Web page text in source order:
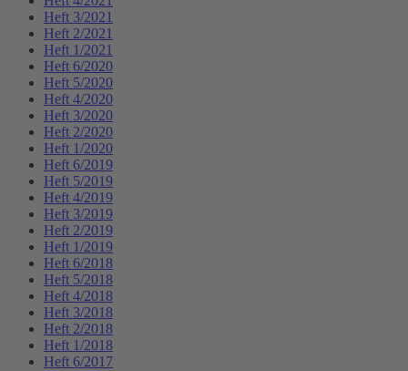
Heft 3/2021
Heft 2/2021
Heft 1/2021
Heft 6/2020
Heft 5/2020
Heft 4/2020
Heft 3/2020
Heft 2/2020
Heft 1/2020
Heft 6/2019
Heft 5/2019
Heft 4/2019
Heft 3/2019
Heft 2/2019
Heft 1/2019
Heft 6/2018
Heft 5/2018
Heft 4/2018
Heft 3/2018
Heft 2/2018
Heft 1/2018
Heft 6/2017